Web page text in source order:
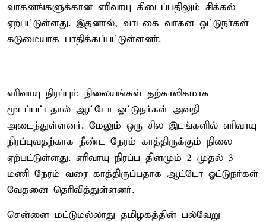
வாகனங்களுக்கான எரிவாயு கிடைப்பதிலும் சிக்கல்
ஏற்பட்டுள்ளது. இதனால், வாடகை வாகன ஓட்டுநா்கள்
கடுமையாக பாதிக்கப்பட்டுள்ளனா்.
எரிவாயு நிரப்பும் நிலையங்கள் தற்காலிகமாக
மூடப்பட்டதால் ஆட்டோ ஓட்டுநர்கள் அவதி
அடைந்துள்ளனர். மேலும் ஒரு சில இடங்களில் எரிவாயு
நிரப்புவதற்காக நீண்ட நேரம் காத்திருக்கும் நிலை
ஏற்பட்டுள்ளது. எரிவாயு நிரப்ப தினமும் 2 முதல் 3
மணி நேரம் வரை காத்திருப்பதாக ஆட்டோ ஓட்டுநர்கள்
வேதனை தெரிவித்துள்ளனர்.
சென்னை மட்டுமல்லாது தமிழகத்தின் பல்வேறு